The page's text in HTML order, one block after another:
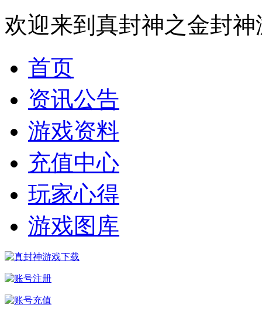
欢迎来到真封神之金封
首页
资讯公告
游戏资料
充值中心
玩家心得
游戏图库